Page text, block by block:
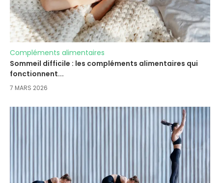
Compléments alimentaires
Sommeil difficile : les compléments alimentaires qui
fonctionnent...
7 MARS 2026